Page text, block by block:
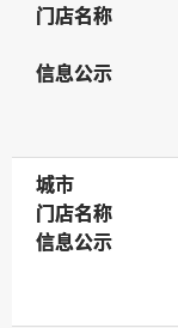
门店名称
门店名称
信息公示
信息公示
城市
城市
门店名称
门店名称
信息公示
信息公示